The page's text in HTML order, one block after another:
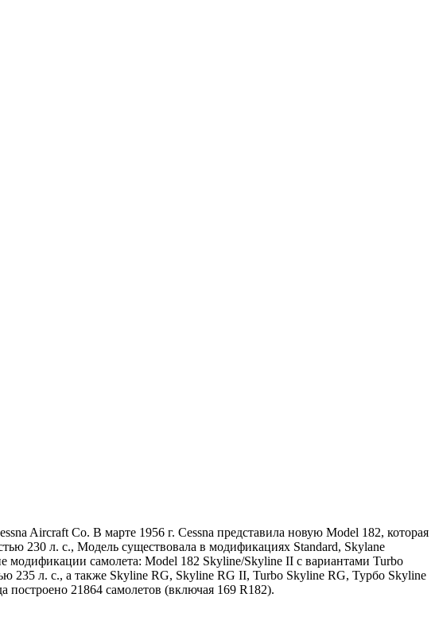
Aircraft Co. В марте 1956 г. Cessna представила новую Model 182, которая
230 л. с., Модель существовала в модификациях Standard, Skylane
самолета: Model 182 Skyline/Skyline II с вариантами Turbo
235 л. с., а также Skyline RG, Skyline RG II, Turbo Skyline RG, Турбо Skyline
21864 самолетов (включая 169 R182).